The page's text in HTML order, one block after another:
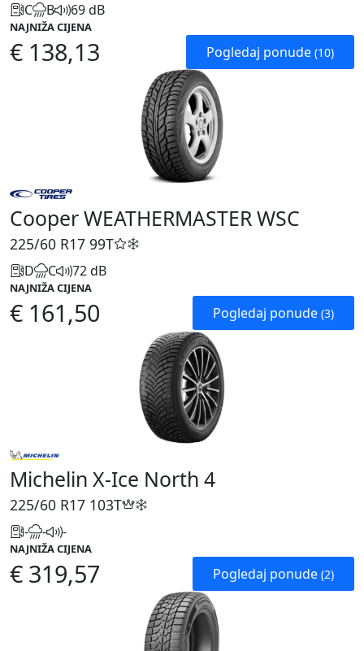
C B 69 dB
NAJNIŽA CIJENA
€ 138,13 Pogledaj ponude (10)
Cooper WEATHERMASTER WSC
225/60 R17 99T
D C 72 dB
NAJNIŽA CIJENA
€ 161,50 Pogledaj ponude (3)
Michelin X-Ice North 4
225/60 R17 103T
- - -
NAJNIŽA CIJENA
€ 319,57 Pogledaj ponude (2)